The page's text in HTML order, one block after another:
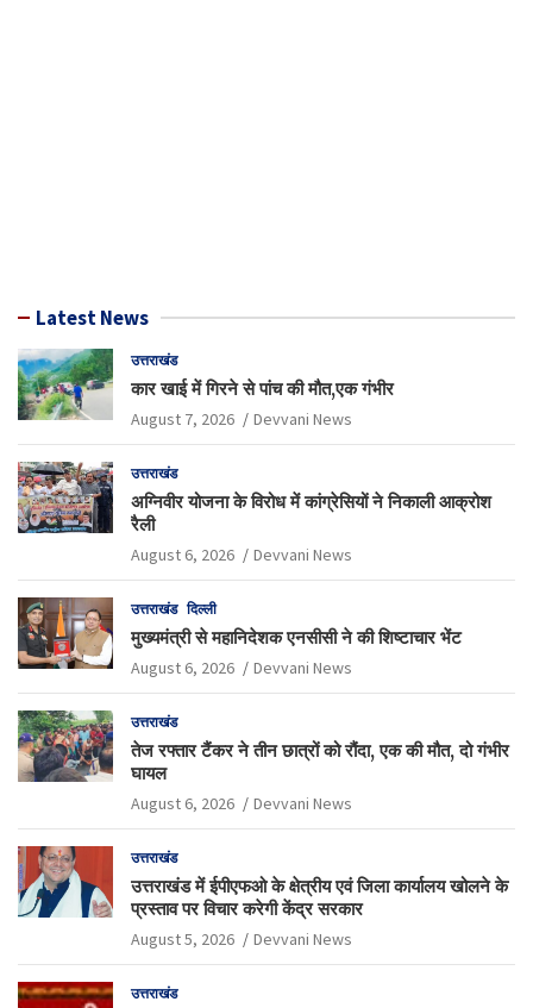
Latest News
उत्तराखंड
कार खाई में गिरने से पांच की मौत,एक गंभीर
August 7, 2026 Devvani News
उत्तराखंड
अग्निवीर योजना के विरोध में कांग्रेसियों ने निकाली आक्रोश
रैली
August 6, 2026 Devvani News
उत्तराखंड दिल्ली
मुख्यमंत्री से महानिदेशक एनसीसी ने की शिष्टाचार भेंट
August 6, 2026 Devvani News
उत्तराखंड
तेज रफ्तार टैंकर ने तीन छात्रों को रौंदा, एक की मौत, दो गंभीर
घायल
August 6, 2026 Devvani News
उत्तराखंड
उत्तराखंड में ईपीएफओ के क्षेत्रीय एवं जिला कार्यालय खोलने के
प्रस्ताव पर विचार करेगी केंद्र सरकार
August 5, 2026 Devvani News
उत्तराखंड